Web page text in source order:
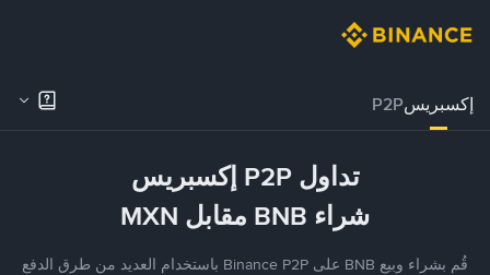
إكسبريسP2P
تداول P2P إكسبريس
شراء BNB مقابل MXN
قُم بشراء وبيع BNB على Binance P2P باستخدام العديد من طرق الدفع